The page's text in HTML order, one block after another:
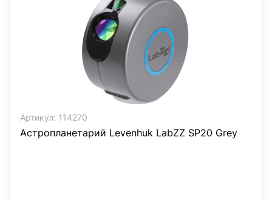
Артикул: 114270
Астропланетарий Levenhuk LabZZ SP20 Grey